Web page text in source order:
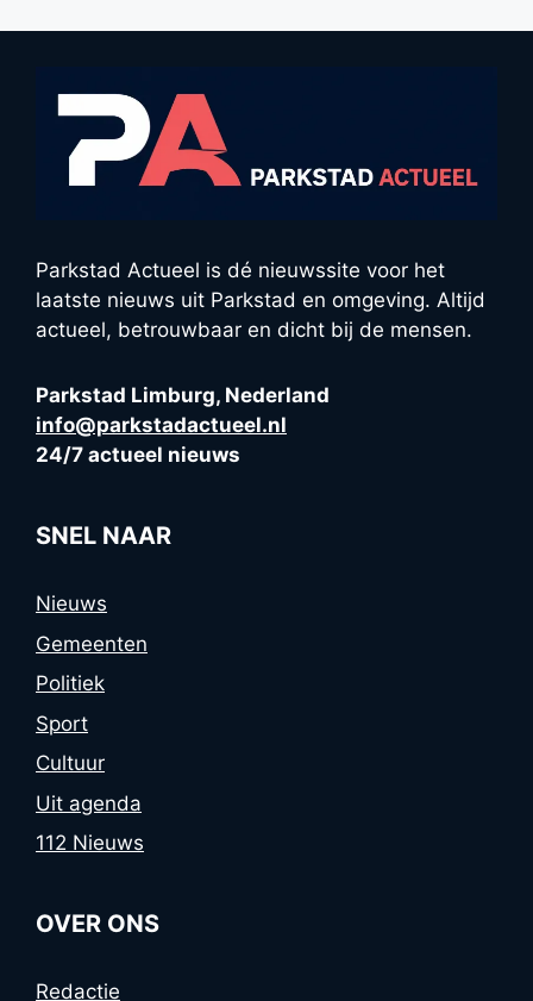
Parkstad Actueel is dé nieuwssite voor het
laatste nieuws uit Parkstad en omgeving. Altijd
actueel, betrouwbaar en dicht bij de mensen.
Parkstad Limburg, Nederland
info@parkstadactueel.nl
24/7 actueel nieuws
SNEL NAAR
Nieuws
Gemeenten
Politiek
Sport
Cultuur
Uit agenda
112 Nieuws
OVER ONS
Redactie